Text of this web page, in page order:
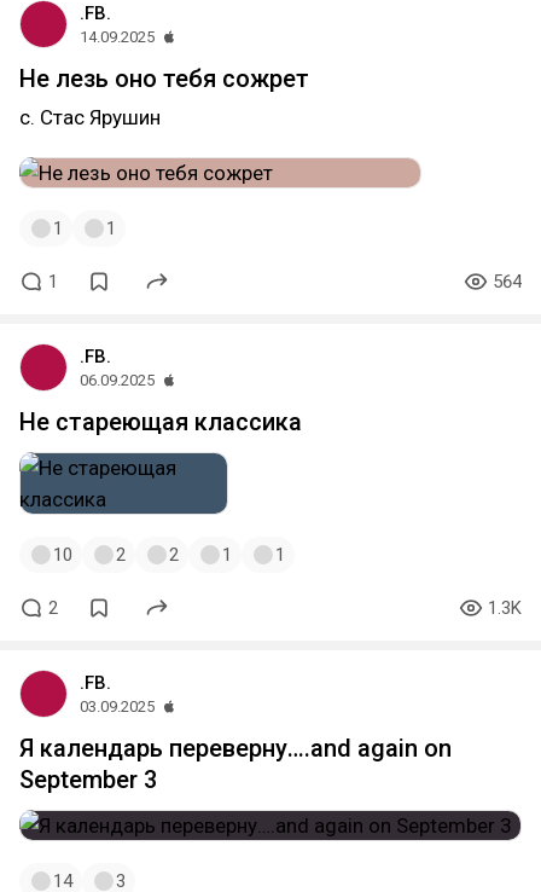
.FB.
14.09.2025
Не лезь оно тебя сожрет
с. Стас Ярушин
1 1
1 564
.FB.
06.09.2025
Не стареющая классика
10 2 2 1 1
2 1.3K
.FB.
03.09.2025
Я календарь переверну….and again on
September 3
14 3